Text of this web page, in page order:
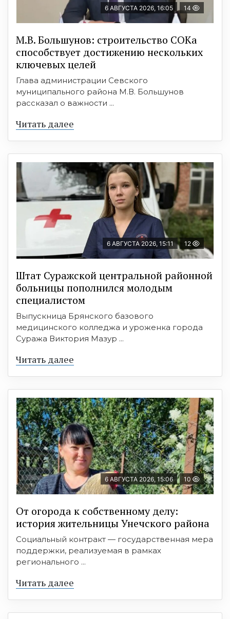
6 АВГУСТА 2026, 16:05 14
М.В. Большунов: строительство СОКа
способствует достижению нескольких
ключевых целей
Глава администрации Севского
муниципального района М.В. Большунов
рассказал о важности ...
Читать далее
6 АВГУСТА 2026, 15:11 12
Штат Суражской центральной районной
больницы пополнился молодым
специалистом
Выпускница Брянского базового
медицинского колледжа и уроженка города
Суража Виктория Мазур ...
Читать далее
6 АВГУСТА 2026, 15:06 10
От огорода к собственному делу:
история жительницы Унечского района
Социальный контракт — государственная мера
поддержки, реализуемая в рамках
регионального ...
Читать далее